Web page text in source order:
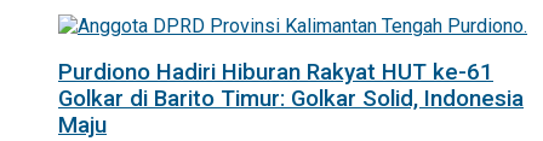
Purdiono Hadiri Hiburan Rakyat HUT ke-61
Golkar di Barito Timur: Golkar Solid, Indonesia
Maju